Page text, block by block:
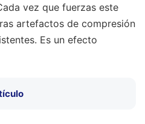
vez que fuerzas este
artefactos de compresión
Es un efecto